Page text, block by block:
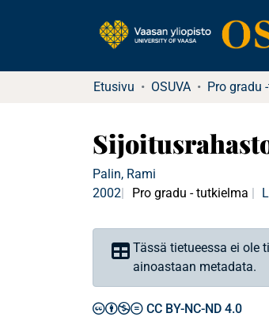
Etusivu OSUVA
Palin, Rami
2002
Pro gradu - tutkielma
Tässä tietueessa ei ole
ainoastaan metadata.
CC BY-NC-ND 4.0